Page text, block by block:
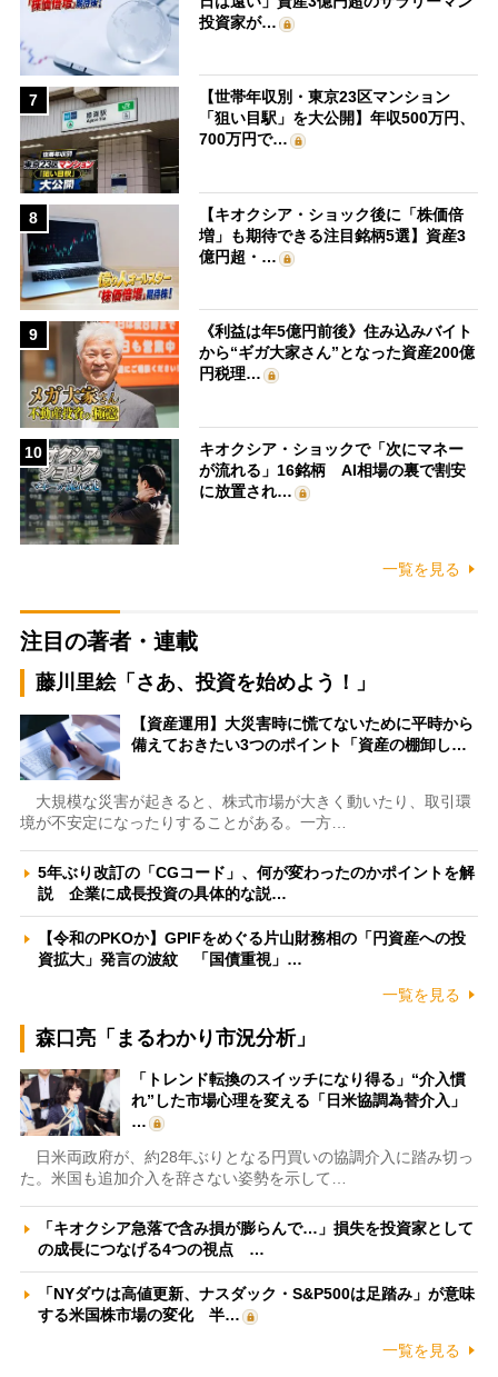
投資家が…
7
【世帯年収別・東京23区マンション
「狙い目駅」を大公開】年収500万円、
700万円で…
8
【キオクシア・ショック後に「株価倍
増」も期待できる注目銘柄5選】資産3
億円超・…
9
《利益は年5億円前後》住み込みバイト
から“ギガ大家さん”となった資産200億
円税理…
10
キオクシア・ショックで「次にマネー
が流れる」16銘柄 AI相場の裏で割安
に放置され…
一覧を見る
注目の著者・連載
藤川里絵「さあ、投資を始めよう！」
【資産運用】大災害時に慌てないために平時から
備えておきたい3つのポイント「資産の棚卸し…
大規模な災害が起きると、株式市場が大きく動いたり、取引環
境が不安定になったりすることがある。一方…
5年ぶり改訂の「CGコード」、何が変わったのかポイントを解
説 企業に成長投資の具体的な説…
【令和のPKOか】GPIFをめぐる片山財務相の「円資産への投
資拡大」発言の波紋 「国債重視」…
一覧を見る
森口亮「まるわかり市況分析」
「トレンド転換のスイッチになり得る」“介入慣
れ”した市場心理を変える「日米協調為替介入」
…
日米両政府が、約28年ぶりとなる円買いの協調介入に踏み切っ
た。米国も追加介入を辞さない姿勢を示して…
「キオクシア急落で含み損が膨らんで…」損失を投資家として
の成長につなげる4つの視点 …
「NYダウは高値更新、ナスダック・S&P500は足踏み」が意味
する米国株市場の変化 半…
一覧を見る